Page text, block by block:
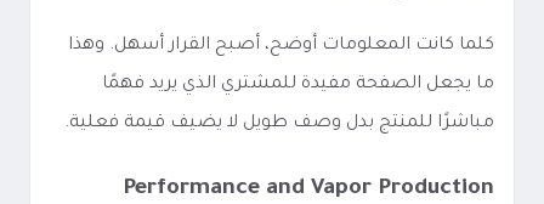
كلما كانت المعلومات أوضح، أصبح القرار أسهل. وهذا
ما يجعل الصفحة مفيدة للمشتري الذي يريد فهمًا
مباشرًا للمنتج بدل وصف طويل لا يضيف قيمة فعلية.
Performance and Vapor Production